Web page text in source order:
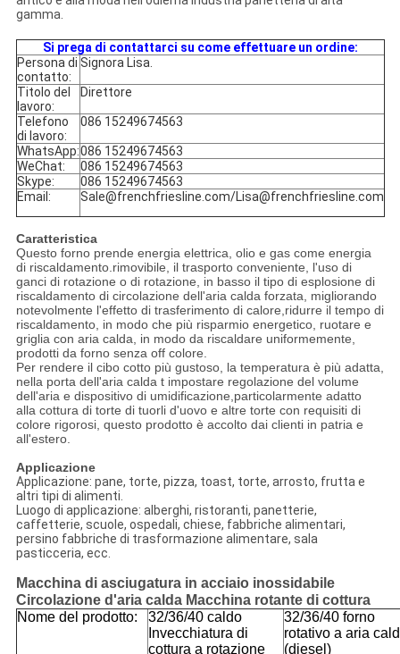
gamma.
Si prega di contattarci su come effettuare un ordine:
Persona di
contatto:
Signora Lisa.
Titolo del
lavoro:
Direttore
Telefono
di lavoro:
086 15249674563
WhatsApp:086 15249674563
WeChat:
086 15249674563
Skype:
086 15249674563
Email:
Sale@frenchfriesline.com/Lisa@frenchfriesline.com
Caratteristica
Questo forno prende energia elettrica, olio e gas come energia
di riscaldamento.rimovibile, il trasporto conveniente, l'uso di
ganci di rotazione o di rotazione, in basso il tipo di esplosione di
riscaldamento di circolazione dell'aria calda forzata, migliorando
notevolmente l'effetto di trasferimento di calore,ridurre il tempo di
riscaldamento, in modo che più risparmio energetico, ruotare e
griglia con aria calda, in modo da riscaldare uniformemente,
prodotti da forno senza off colore.
Per rendere il cibo cotto più gustoso, la temperatura è più adatta,
nella porta dell'aria calda t impostare regolazione del volume
dell'aria e dispositivo di umidificazione,particolarmente adatto
alla cottura di torte di tuorli d'uovo e altre torte con requisiti di
colore rigorosi, questo prodotto è accolto dai clienti in patria e
all'estero.
Applicazione
Applicazione: pane, torte, pizza, toast, torte, arrosto, frutta e
altri tipi di alimenti.
Luogo di applicazione: alberghi, ristoranti, panetterie,
caffetterie, scuole, ospedali, chiese, fabbriche alimentari,
persino fabbriche di trasformazione alimentare, sala
pasticceria, ecc.
Macchina di asciugatura in acciaio inossidabile
Circolazione d'aria calda Macchina rotante di cottura
Nome del prodotto:
32/36/40 caldo
Invecchiatura di
cottura a rotazione
32/36/40 forno
rotativo a aria
(diesel)